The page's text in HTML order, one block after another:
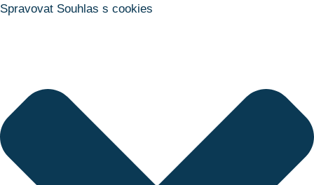
Spravovat Souhlas s cookies